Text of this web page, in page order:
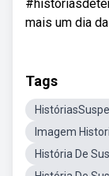
mais um dia
Tags
Imagem
História De